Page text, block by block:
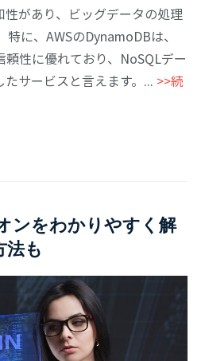
性があり、ビッグデータの処理
に、AWSのDynamoDBは、
性に優れており、NoSQLデー
サービスと言えます。... >>続
ンをわかりやすく解
法も